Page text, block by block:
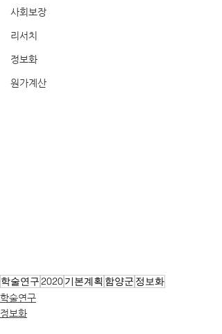
사회보장
리서치
정보화
원가계산
학술연구2020기본계획 함양군 정보화
학술연구
정보화